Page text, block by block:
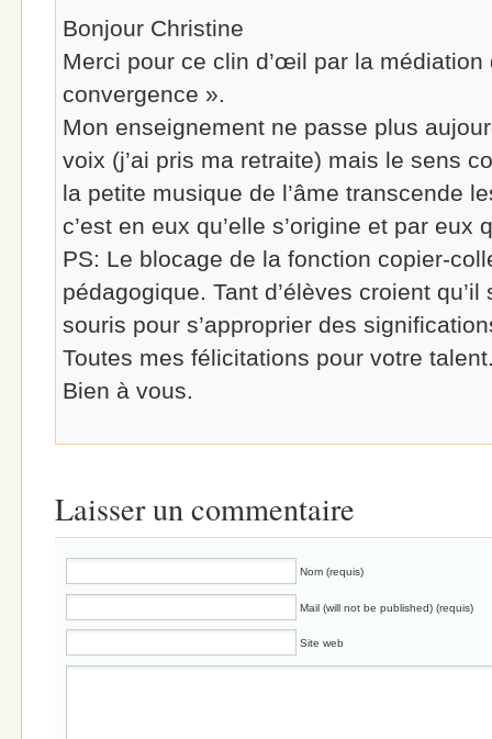
Bonjour Christine
Merci pour ce clin d’œil par la médiation
convergence ».
Mon enseignement ne passe plus
voix (j’ai pris ma retraite) mais le sens
la petite musique de l’âme transcende
c’est en eux qu’elle s’origine et par eux
PS: Le blocage de la fonction copier-
pédagogique. Tant d’élèves croient
souris pour s’approprier des
Toutes mes félicitations pour votre
Bien à vous.
Laisser un commentaire
Nom (requis)
Mail (will not be published) (requis)
Site web